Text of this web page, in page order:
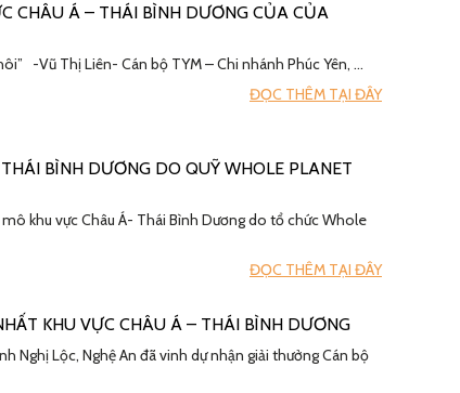
CHÂU Á – THÁI BÌNH DƯƠNG CỦA CỦA
-Vũ Thị Liên- Cán bộ TYM – Chi nhánh Phúc Yên, …
ĐỌC THÊM TẠI ĐÂY
BÌNH DƯƠNG DO QUỸ WHOLE PLANET
khu vực Châu Á- Thái Bình Dương do tổ chức Whole
ĐỌC THÊM TẠI ĐÂY
KHU VỰC CHÂU Á – THÁI BÌNH DƯƠNG
Nghị Lộc, Nghệ An đã vinh dự nhận giải thưởng Cán bộ